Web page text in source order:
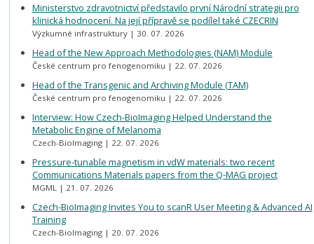
Ministerstvo zdravotnictví představilo první Národní strategii pro
klinická hodnocení. Na její přípravě se podílel také CZECRIN
Výzkumné infrastruktury 30. 07. 2026
Head of the New Approach Methodologies (NAM) Module
České centrum pro fenogenomiku 22. 07. 2026
Head of the Transgenic and Archiving Module (TAM)
České centrum pro fenogenomiku 22. 07. 2026
Interview: How Czech-BioImaging Helped Understand the
Metabolic Engine of Melanoma
Czech-BioImaging 22. 07. 2026
Pressure-tunable magnetism in vdW materials: two recent
Communications Materials papers from the Q-MAG project
MGML 21. 07. 2026
Czech-BioImaging Invites You to scanR User Meeting & Advanced AI
Training
Czech-BioImaging 20. 07. 2026